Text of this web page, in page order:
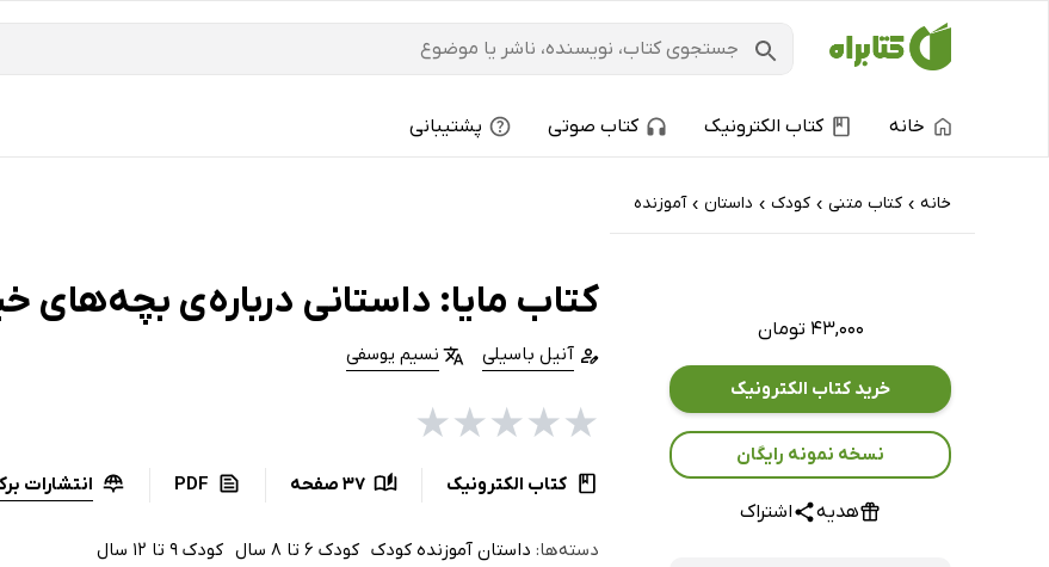
خانه کتاب الکترونیک کتاب صوتی پشتیبانی
خانه › کتاب‌ متنی › کودک › داستان › آموزنده
۴۳,۰۰۰ تومان
خرید کتاب الکترونیک
نسخه نمونه رایگان
هدیه اشتراک
کتاب مایا: داستانی درباره‌ی بچه‌های
آنیل باسیلی نسیم یوسفی
★
★
★
★
★
کتاب الکترونیک 37 صفحه PDF انتشارات
دسته‌ها: داستان آموزنده کودک کودک 6 تا 8 سال کودک 9 تا 12 سال